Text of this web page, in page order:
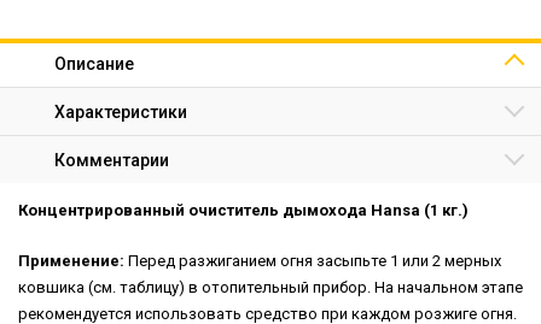
Описание
Характеристики
Комментарии
Концентрированный очиститель дымохода Hansa (1 кг.)
Применение: Перед разжиганием огня засыпьте 1 или 2 мерных
ковшика (см. таблицу) в отопительный прибор. На начальном этапе
рекомендуется использовать средство при каждом розжиге огня.